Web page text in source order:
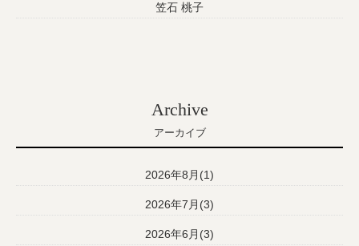
笠石 桃子
Archive
アーカイブ
2026年8月(1)
2026年7月(3)
2026年6月(3)